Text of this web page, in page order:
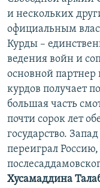
и нескольких
официальным
Курды –
ведения войн и
основной
курдов получает
большая часть
почти сорок лет
государство.
переиграл
Хусамаддина